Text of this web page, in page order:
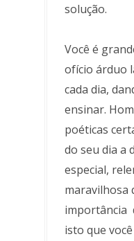
solução.
Você é
ofício árduo
cada dia,
ensinar.
poéticas
do seu dia a
especial,
maravilhosa
importância
isto que